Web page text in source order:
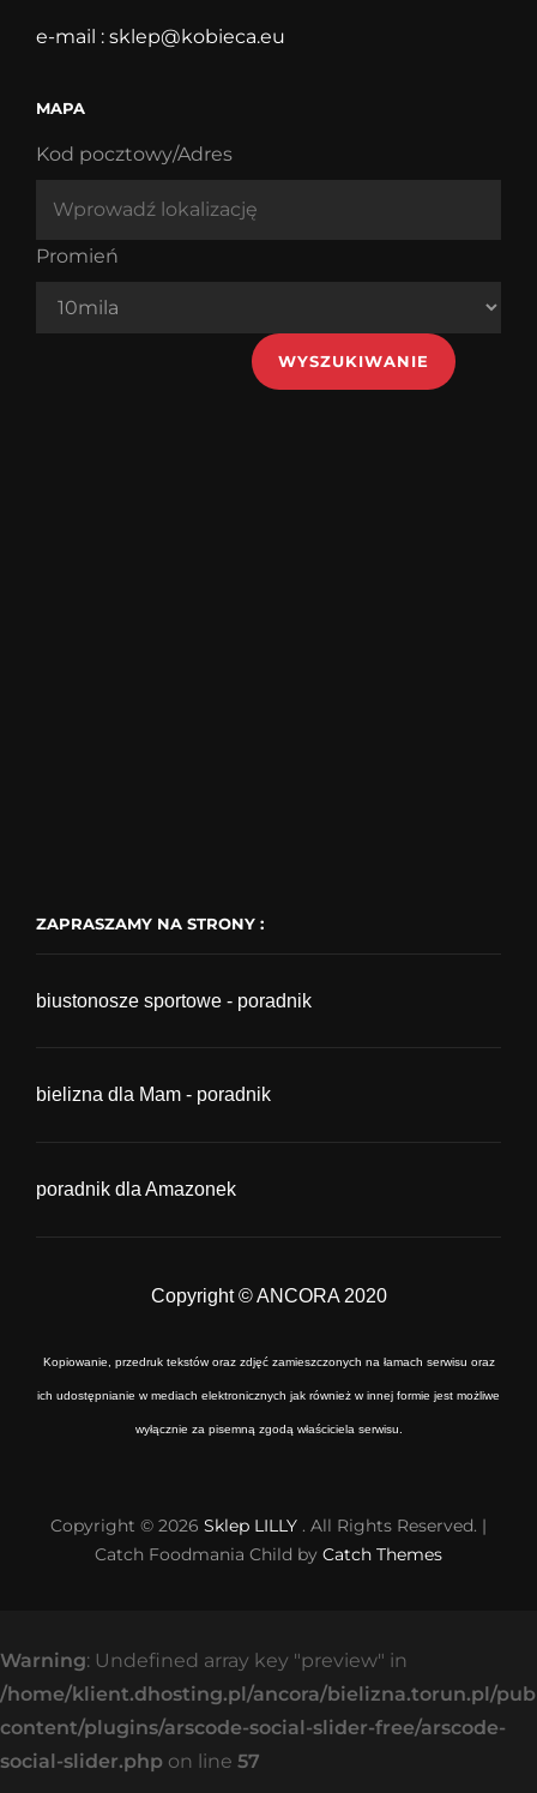
e-mail : sklep@kobieca.eu
MAPA
Kod pocztowy/Adres
Promień
ZAPRASZAMY NA STRONY :
biustonosze sportowe - poradnik
bielizna dla Mam - poradnik
poradnik dla Amazonek
Copyright © ANCORA 2020
Kopiowanie, przedruk tekstów oraz zdjęć zamieszczonych na łamach serwisu oraz
ich udostępnianie w mediach elektronicznych jak również w innej formie jest możliwe
wyłącznie za pisemną zgodą właściciela serwisu.
Copyright © 2026 Sklep LILLY . All Rights Reserved. |
Catch Foodmania Child by Catch Themes
Warning: Undefined array key "preview" in
/home/klient.dhosting.pl/ancora/bielizna.torun.pl/
content/plugins/arscode-social-slider-free/arscode-
social-slider.php on line 57